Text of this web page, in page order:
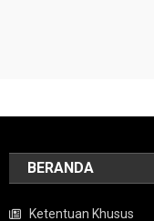
BERANDA
Ketentuan Khusus